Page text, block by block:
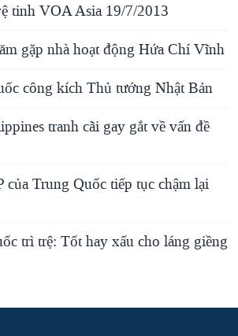
tinh VOA Asia 19/7/2013
gặp nhà hoạt động Hứa Chí Vĩnh
công kích Thủ tướng Nhật Bản
tranh cãi gay gắt về vấn đề
của Trung Quốc tiếp tục chậm lại
trì trệ: Tốt hay xấu cho láng giềng